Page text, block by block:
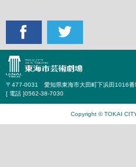
〒477-0031 愛知県東海市大田町下浜田1016番
[ 電話 ]0562-38-7030
Copyright © TOKAI